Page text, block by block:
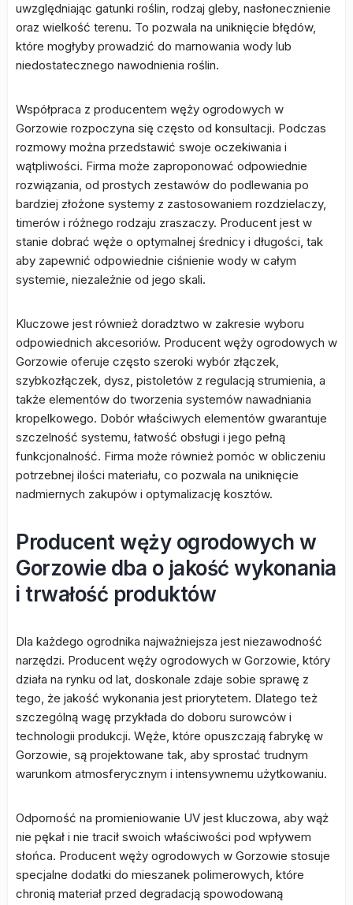
uwzględniając gatunki roślin, rodzaj gleby, nasłonecznienie
oraz wielkość terenu. To pozwala na uniknięcie błędów,
które mogłyby prowadzić do marnowania wody lub
niedostatecznego nawodnienia roślin.
Współpraca z producentem węży ogrodowych w
Gorzowie rozpoczyna się często od konsultacji. Podczas
rozmowy można przedstawić swoje oczekiwania i
wątpliwości. Firma może zaproponować odpowiednie
rozwiązania, od prostych zestawów do podlewania po
bardziej złożone systemy z zastosowaniem rozdzielaczy,
timerów i różnego rodzaju zraszaczy. Producent jest w
stanie dobrać węże o optymalnej średnicy i długości, tak
aby zapewnić odpowiednie ciśnienie wody w całym
systemie, niezależnie od jego skali.
Kluczowe jest również doradztwo w zakresie wyboru
odpowiednich akcesoriów. Producent węży ogrodowych w
Gorzowie oferuje często szeroki wybór złączek,
szybkozłączek, dysz, pistoletów z regulacją strumienia, a
także elementów do tworzenia systemów nawadniania
kropelkowego. Dobór właściwych elementów gwarantuje
szczelność systemu, łatwość obsługi i jego pełną
funkcjonalność. Firma może również pomóc w obliczeniu
potrzebnej ilości materiału, co pozwala na uniknięcie
nadmiernych zakupów i optymalizację kosztów.
Producent węży ogrodowych w
Gorzowie dba o jakość wykonania
i trwałość produktów
Dla każdego ogrodnika najważniejsza jest niezawodność
narzędzi. Producent węży ogrodowych w Gorzowie, który
działa na rynku od lat, doskonale zdaje sobie sprawę z
tego, że jakość wykonania jest priorytetem. Dlatego też
szczególną wagę przykłada do doboru surowców i
technologii produkcji. Węże, które opuszczają fabrykę w
Gorzowie, są projektowane tak, aby sprostać trudnym
warunkom atmosferycznym i intensywnemu użytkowaniu.
Odporność na promieniowanie UV jest kluczowa, aby wąż
nie pękał i nie tracił swoich właściwości pod wpływem
słońca. Producent węży ogrodowych w Gorzowie stosuje
specjalne dodatki do mieszanek polimerowych, które
chronią materiał przed degradacją spowodowaną